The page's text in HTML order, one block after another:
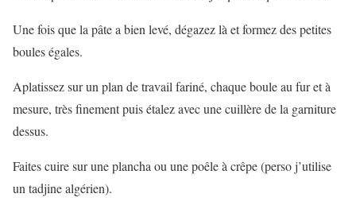
Une fois que la pâte a bien levé, dégazez là et formez des petites
boules égales.
Aplatissez sur un plan de travail fariné, chaque boule au fur et à
mesure, très finement puis étalez avec une cuillère de la garniture
dessus.
Faites cuire sur une plancha ou une poêle à crêpe (perso j’utilise
un tadjine algérien).